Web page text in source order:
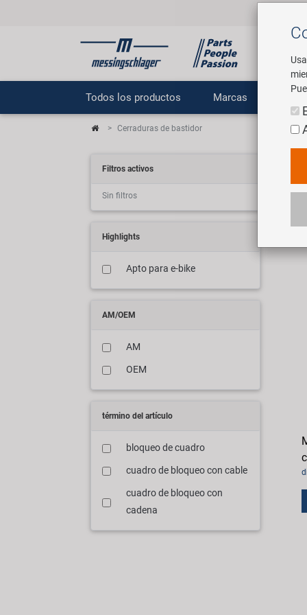
Todos los productos Marcas
Cerraduras de bastidor
Filtros activos
Sin filtros
Highlights
Apto para e-bike
AM/OEM
AM
OEM
término del artículo
bloqueo de cuadro
cuadro de bloqueo con cable
cuadro de bloqueo con
cadena